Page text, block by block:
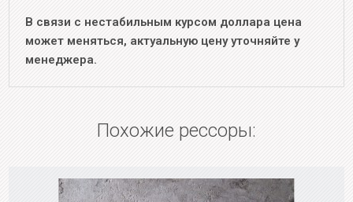
В связи с нестабильным курсом доллара цена
может меняться, актуальную цену уточняйте у
менеджера.
Похожие рессоры: